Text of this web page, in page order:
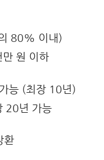
80% 이내)
만 원 이하
능 (최장 10년)
20년 가능
환